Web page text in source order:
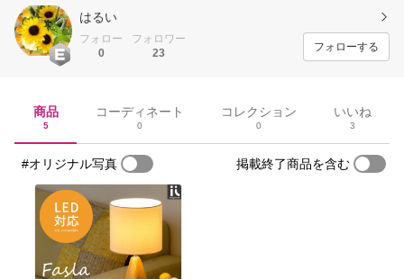
はるい
フォロー
0
フォロワー
23
フォローする
商品
5
コーディネート
0
コレクション
0
いいね
3
#オリジナル写真 掲載終了商品を含む